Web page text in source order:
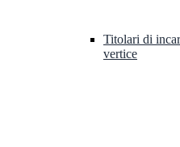
Titolari di
vertice